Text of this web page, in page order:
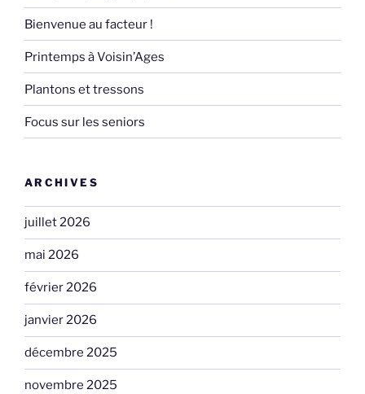
Bienvenue au facteur !
Printemps à Voisin’Ages
Plantons et tressons
Focus sur les seniors
ARCHIVES
juillet 2026
mai 2026
février 2026
janvier 2026
décembre 2025
novembre 2025